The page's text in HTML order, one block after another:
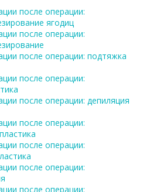
после операции:
ягодиц
после операции:
после операции: подтяжка
после операции:
после операции: депиляция
после операции:
после операции:
после операции:
после операции: